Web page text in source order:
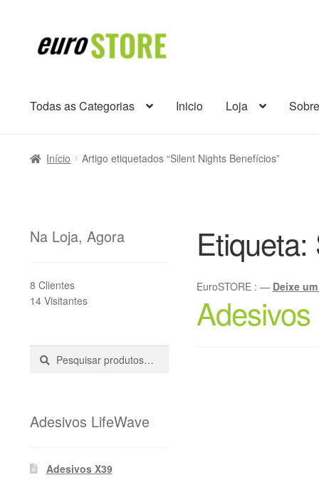
para
Saltar
para
Todas as Categorias
Inicio Loja
Início Artigo etiquetados “Silent Nights Benefícios”
Etiqueta:
EuroSTORE : — Deixe
Na Loja, Agora
8 Clientes
14 Visitantes
Pesquisar
Pesquisa
Adesivos LifeWave
Adesivos X39